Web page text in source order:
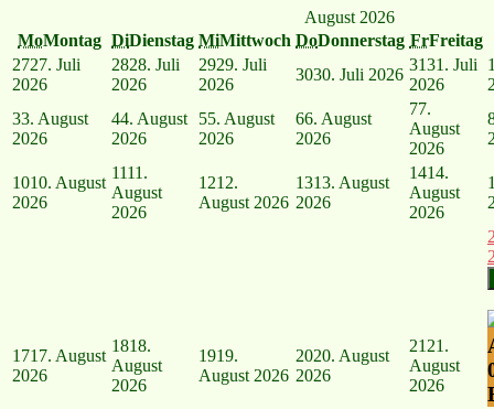
August 2026
MoMontag DiDienstag MiMittwoch DoDonnerstag FrFreitag
2727. Juli
2026
2828. Juli
2026
2929. Juli
2026
3030. Juli 2026
3131. Juli
2026
1
33. August
2026
44. August
2026
55. August
2026
66. August
2026
77.
August
2026
1010. August
2026
1111.
August
2026
1212.
August 2026
1313. August
2026
1414.
August
2026
1717. August
2026
1818.
August
2026
1919.
August 2026
2020. August
2026
21 21.
August
2026